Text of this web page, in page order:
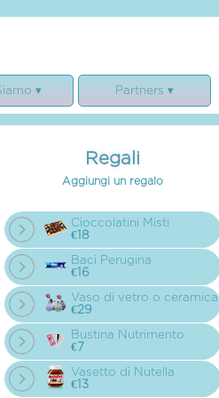
▾ Partners ▾
Nature Candle
Regali
Aggiungi un regalo
Cioccolatini Misti
€18
Baci Perugina
€16
Vaso di vetro o ceramica
€29
Bustina Nutrimento
€7
Vasetto di Nutella
€13